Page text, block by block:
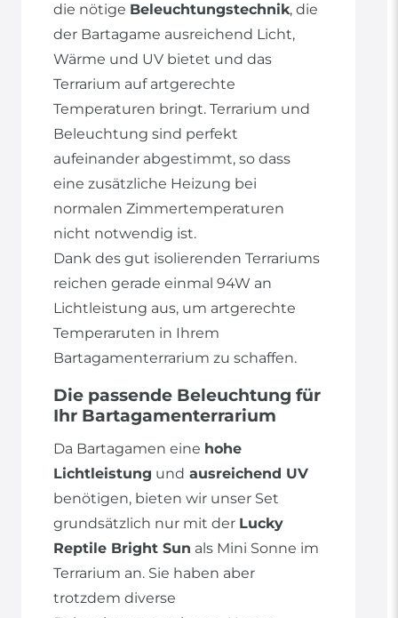
die nötige Beleuchtungstechnik, die
der Bartagame ausreichend Licht,
Wärme und UV bietet und das
Terrarium auf artgerechte
Temperaturen bringt. Terrarium und
Beleuchtung sind perfekt
aufeinander abgestimmt, so dass
eine zusätzliche Heizung bei
normalen Zimmertemperaturen
nicht notwendig ist.
Dank des gut isolierenden Terrariums
reichen gerade einmal 94W an
Lichtleistung aus, um artgerechte
Temperaruten in Ihrem
Bartagamenterrarium zu schaffen.
Die passende Beleuchtung für
Ihr Bartagamenterrarium
Da Bartagamen eine hohe
Lichtleistung und ausreichend UV
benötigen, bieten wir unser Set
grundsätzlich nur mit der Lucky
Reptile Bright Sun als Mini Sonne im
Terrarium an. Sie haben aber
trotzdem diverse